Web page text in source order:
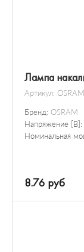
Лампа
Артикул:
Бренд: OSRAM
Напряжение [В]:
Номинальная
8.76 руб